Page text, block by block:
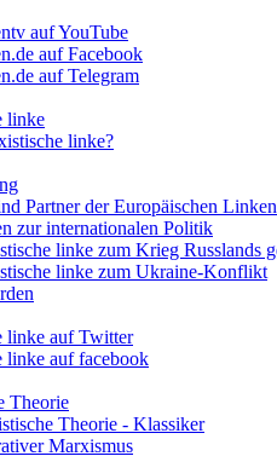
auf YouTube
auf Facebook
auf Telegram
linke
linke?
Partner der Europäischen
zur internationalen Politik
linke zum Krieg Russlands
linke zum Ukraine-Konflikt
linke auf Twitter
linke auf facebook
Theorie
Theorie - Klassiker
Marxismus